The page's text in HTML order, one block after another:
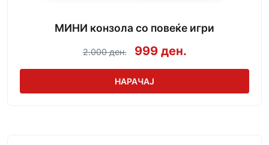
МИНИ конзола со повеќе игри
2.000 ден. 999 ден.
НАРАЧАЈ